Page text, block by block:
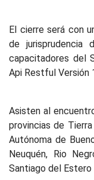
El cierre será con
de jurisprudencia
capacitadores del
Api Restful Versión
Asisten al
provincias de
Autónoma de
Neuquén, Rio
Santiago del Estero